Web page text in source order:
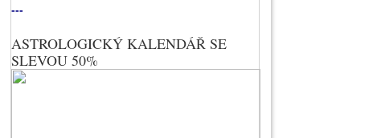
---
ASTROLOGICKÝ KALENDÁŘ SE
SLEVOU 50%